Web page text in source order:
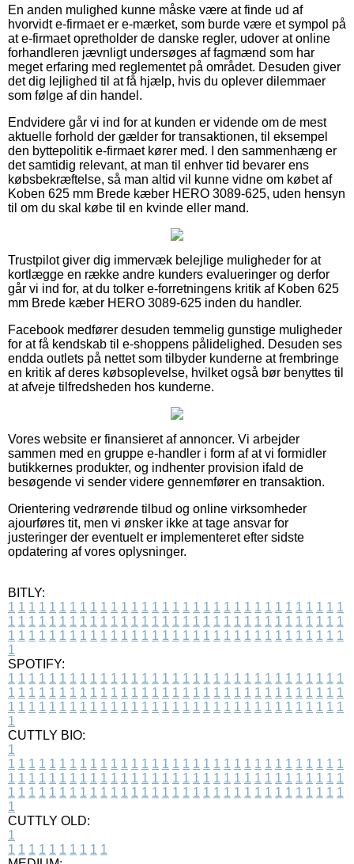
En anden mulighed kunne måske være at finde ud af
hvorvidt e-firmaet er e-mærket, som burde være et sympol på
at e-firmaet opretholder de danske regler, udover at online
forhandleren jævnligt undersøges af fagmænd som har
meget erfaring med reglementet på området. Desuden giver
det dig lejlighed til at få hjælp, hvis du oplever dilemmaer
som følge af din handel.
Endvidere går vi ind for at kunden er vidende om de mest
aktuelle forhold der gælder for transaktionen, til eksempel
den byttepolitik e-firmaet kører med. I den sammenhæng er
det samtidig relevant, at man til enhver tid bevarer ens
købsbekræftelse, så man altid vil kunne vidne om købet af
Koben 625 mm Brede kæber HERO 3089-625, uden hensyn
til om du skal købe til en kvinde eller mand.
Trustpilot giver dig immervæk belejlige muligheder for at
kortlægge en række andre kunders evalueringer og derfor
går vi ind for, at du tolker e-forretningens kritik af Koben 625
mm Brede kæber HERO 3089-625 inden du handler.
Facebook medfører desuden temmelig gunstige muligheder
for at få kendskab til e-shoppens pålidelighed. Desuden ses
endda outlets på nettet som tilbyder kunderne at frembringe
en kritik af deres købsoplevelse, hvilket også bør benyttes til
at afveje tilfredsheden hos kunderne.
Vores website er finansieret af annoncer. Vi arbejder
sammen med en gruppe e-handler i form af at vi formidler
butikkernes produkter, og indhenter provision ifald de
besøgende vi sender videre gennemfører en transaktion.
Orientering vedrørende tilbud og online virksomheder
ajourføres tit, men vi ønsker ikke at tage ansvar for
justeringer der eventuelt er implementeret efter sidste
opdatering af vores oplysninger.
BITLY:
1 1 1 1 1 1 1 1 1 1 1 1 1 1 1 1 1 1 1 1 1 1 1 1 1 1 1 1 1 1 1 1 1
1 1 1 1 1 1 1 1 1 1 1 1 1 1 1 1 1 1 1 1 1 1 1 1 1 1 1 1 1 1 1 1 1
1 1 1 1 1 1 1 1 1 1 1 1 1 1 1 1 1 1 1 1 1 1 1 1 1 1 1 1 1 1 1 1 1
1
SPOTIFY:
1 1 1 1 1 1 1 1 1 1 1 1 1 1 1 1 1 1 1 1 1 1 1 1 1 1 1 1 1 1 1 1 1
1 1 1 1 1 1 1 1 1 1 1 1 1 1 1 1 1 1 1 1 1 1 1 1 1 1 1 1 1 1 1 1 1
1 1 1 1 1 1 1 1 1 1 1 1 1 1 1 1 1 1 1 1 1 1 1 1 1 1 1 1 1 1 1 1 1
1
CUTTLY BIO:
1
1 1 1 1 1 1 1 1 1 1 1 1 1 1 1 1 1 1 1 1 1 1 1 1 1 1 1 1 1 1 1 1 1
1 1 1 1 1 1 1 1 1 1 1 1 1 1 1 1 1 1 1 1 1 1 1 1 1 1 1 1 1 1 1 1 1
1 1 1 1 1 1 1 1 1 1 1 1 1 1 1 1 1 1 1 1 1 1 1 1 1 1 1 1 1 1 1 1 1
1
CUTTLY OLD:
1
1 1 1 1 1 1 1 1 1 1